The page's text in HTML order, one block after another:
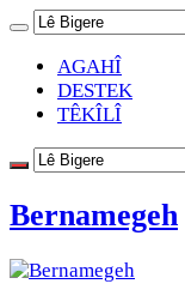
AGAHÎ
DESTEK
TÊKÎLÎ
Bernamegeh